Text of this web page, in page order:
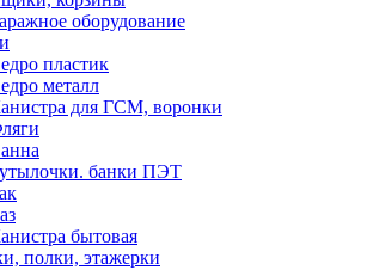
оборудование
пластик
металл
для ГСМ, воронки
банки ПЭТ
бытовая
полки, этажерки